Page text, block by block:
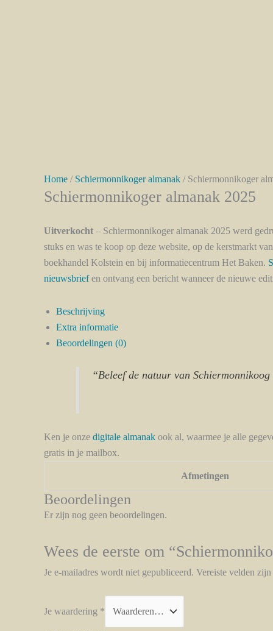
Home / Schiermonnikoger almanak / Schiermonnikoger
Schiermonnikoger almanak 2025
Uitverkocht – Schiermonnikoger almanak 2025 werd
stuks en was te koop op deze website, op de kerstmarkt
boekhandel Kolstein en bij informatiecentrum Het Baken.
nieuwsbriefen ontvang een bericht wanneer de nieuwe
Beschrijving
Extra informatie
Beoordelingen (0)
“Beleef de natuur van
Ken je onze digitale almanak ook al, waarmee je alle
gratis in je mailbox.
Afmetingen
Beoordelingen
Er zijn nog geen beoordelingen.
Wees de eerste om
Je e-mailadres wordt niet gepubliceerd. Vereiste velden
Je waardering *